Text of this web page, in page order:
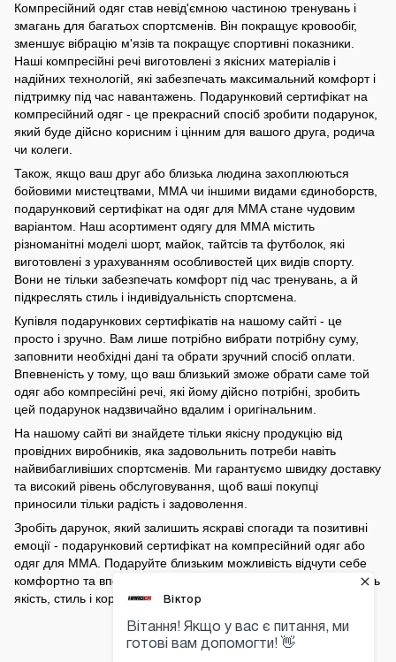
Компресійний одяг став невід'ємною частиною тренувань і
змагань для багатьох спортсменів. Він покращує кровообіг,
зменшує вібрацію м'язів та покращує спортивні показники.
Наші компресійні речі виготовлені з якісних матеріалів і
надійних технологій, які забезпечать максимальний комфорт і
підтримку під час навантажень. Подарунковий сертифікат на
компресійний одяг - це прекрасний спосіб зробити подарунок,
який буде дійсно корисним і цінним для вашого друга, родича
чи колеги.
Також, якщо ваш друг або близька людина захоплюються
бойовими мистецтвами, ММА чи іншими видами єдиноборств,
подарунковий сертифікат на одяг для ММА стане чудовим
варіантом. Наш асортимент одягу для ММА містить
різноманітні моделі шорт, майок, тайтсів та футболок, які
виготовлені з урахуванням особливостей цих видів спорту.
Вони не тільки забезпечать комфорт під час тренувань, а й
підкреслять стиль і індивідуальність спортсмена.
Купівля подарункових сертифікатів на нашому сайті - це
просто і зручно. Вам лише потрібно вибрати потрібну суму,
заповнити необхідні дані та обрати зручний спосіб оплати.
Впевненість у тому, що ваш близький зможе обрати саме той
одяг або компресійні речі, які йому дійсно потрібні, зробить
цей подарунок надзвичайно вдалим і оригінальним.
На нашому сайті ви знайдете тільки якісну продукцію від
провідних виробників, яка задовольнить потреби навіть
найвибагливіших спортсменів. Ми гарантуємо швидку доставку
та високий рівень обслуговування, щоб ваші покупці
приносили тільки радість і задоволення.
Зробіть дарунок, який залишить яскраві спогади та позитивні
емоції - подарунковий сертифікат на компресійний одяг або
одяг для ММА. Подаруйте близьким можливість відчути себе
комфортно та впевнено на тренуваннях та змаганнях. Оберіть
якість, стиль і корисність - оберіть нас!